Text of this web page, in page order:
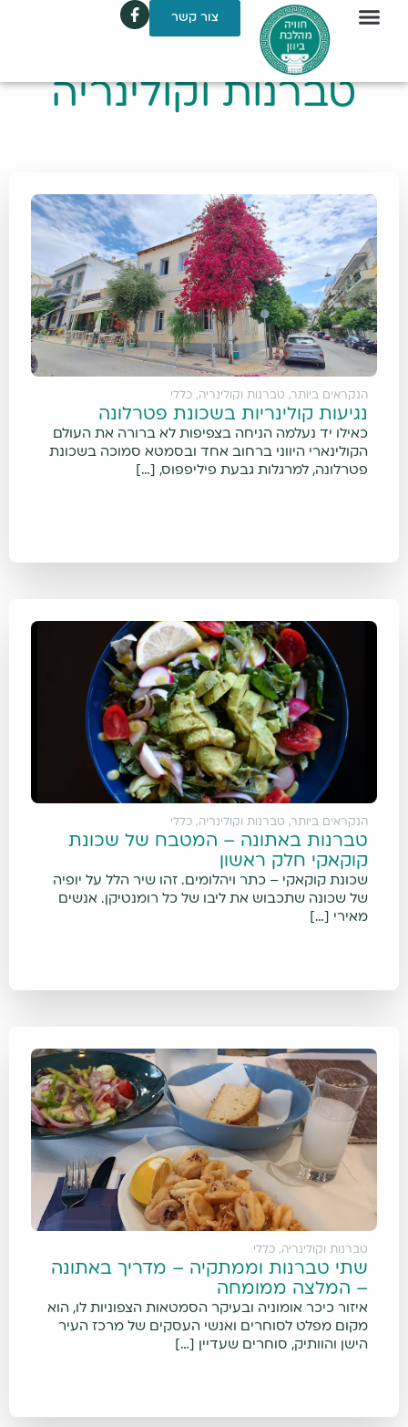
צור קשר
טברנות וקולינריה
הנקראים ביותר, טברנות וקולינריה, כללי
נגיעות קולינריות בשכונת פטרלונה
כאילו יד נעלמה הניחה בצפיפות לא ברורה את העולם
הקולינארי היווני ברחוב אחד ובסמטא סמוכה בשכונת
פטרלונה, למרגלות גבעת פיליפפוס, […]
הנקראים ביותר, טברנות וקולינריה, כללי
טברנות באתונה – המטבח של שכונת
קוקאקי חלק ראשון
שכונת קוקאקי – כתר ויהלומים. זהו שיר הלל על יופיה
של שכונה שתכבוש את ליבו של כל רומנטיקן. אנשים
מאירי […]
טברנות וקולינריה, כללי
שתי טברנות וממתקיה – מדריך באתונה
– המלצה ממומחה
איזור כיכר אומוניה ובעיקר הסמטאות הצפוניות לו, הוא
מקום מפלט לסוחרים ואנשי העסקים של מרכז העיר
הישן והוותיק, סוחרים שעדיין […]